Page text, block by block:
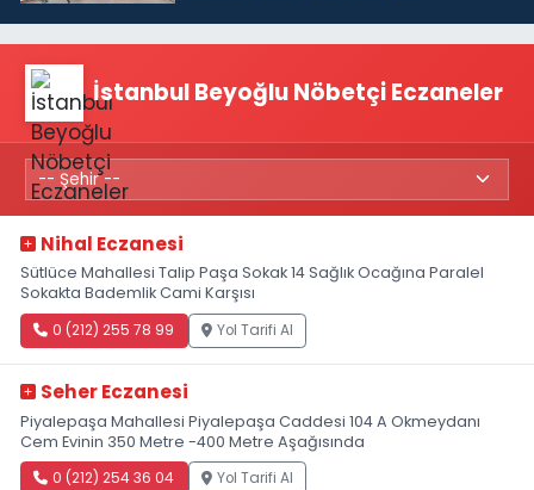
İstanbul Beyoğlu Nöbetçi Eczaneler
Nihal Eczanesi
Sütlüce Mahallesi Talip Paşa Sokak 14 Sağlık Ocağına Paralel
Sokakta Bademlik Cami Karşısı
0 (212) 255 78 99 Yol Tarifi Al
Seher Eczanesi
Piyalepaşa Mahallesi Piyalepaşa Caddesi 104 A Okmeydanı
Cem Evinin 350 Metre -400 Metre Aşağısında
0 (212) 254 36 04 Yol Tarifi Al